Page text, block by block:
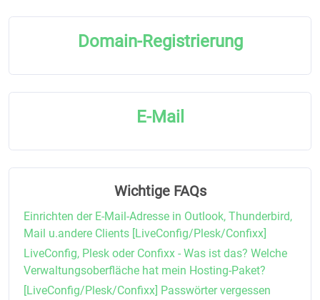
Domain-Registrierung
E-Mail
Wichtige FAQs
Einrichten der E-Mail-Adresse in Outlook, Thunderbird,
Mail u.andere Clients [LiveConfig/Plesk/Confixx]
LiveConfig, Plesk oder Confixx - Was ist das? Welche
Verwaltungsoberfläche hat mein Hosting-Paket?
[LiveConfig/Plesk/Confixx] Passwörter vergessen